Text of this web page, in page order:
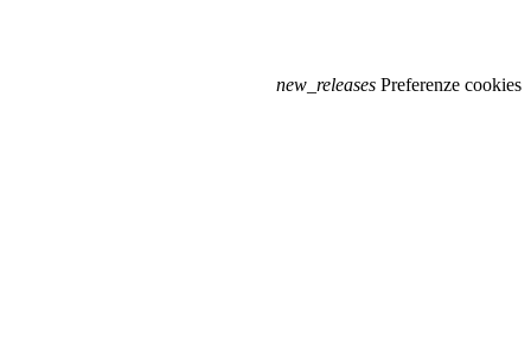
new_releases Preferenze cookies